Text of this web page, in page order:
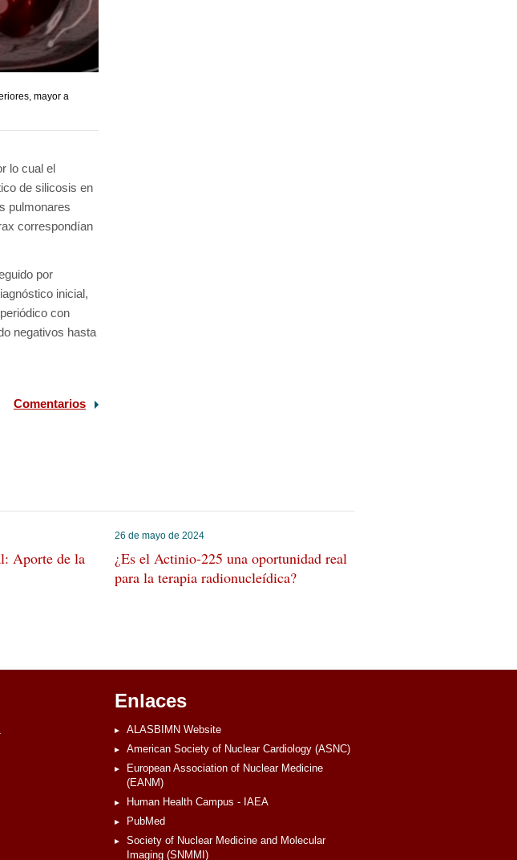
mayor a
lo cual el
de silicosis en
pulmonares
correspondían
por
inicial,
con
negativos hasta
Comentarios
Aporte de la
26 de mayo de 2024
¿Es el Actinio-225 una oportunidad real
para la terapia radionucleídica?
Enlaces
ALASBIMN Website
American Society of Nuclear Cardiology (ASNC)
European Association of Nuclear Medicine
(EANM)
Human Health Campus - IAEA
PubMed
Society of Nuclear Medicine and Molecular
Imaging (SNMMI)